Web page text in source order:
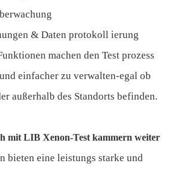
& Daten protokoll ierung
machen den Test prozess
einfacher zu verwalten-egal ob
außerhalb des Standorts befinden.
mit LIB Xenon-Test kammern weiter
bieten eine leistungs starke und